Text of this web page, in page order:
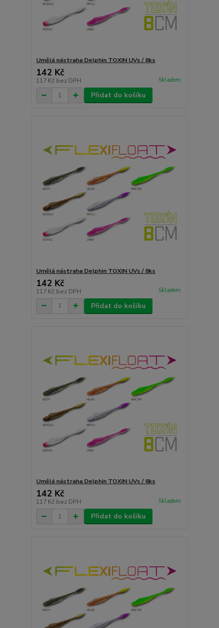
Umělá nástraha Delphin TOXIN UVs / 8ks
142 Kč
117 Kč bez DPH Skladem
Přidat do košíku
Umělá nástraha Delphin TOXIN UVs / 8ks
142 Kč
117 Kč bez DPH Skladem
Přidat do košíku
Umělá nástraha Delphin TOXIN UVs / 8ks
142 Kč
117 Kč bez DPH Skladem
Přidat do košíku